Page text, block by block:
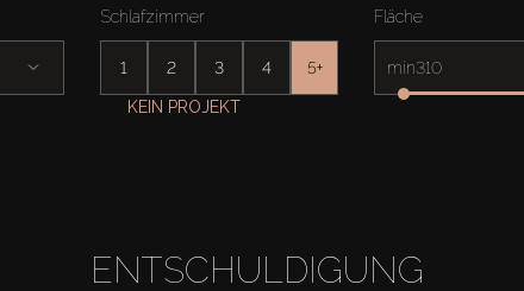
Schlafzimmer
1 2 3 4 5+
Fläche
min
KEIN PROJEKT
ENTSCHULDIGUNG